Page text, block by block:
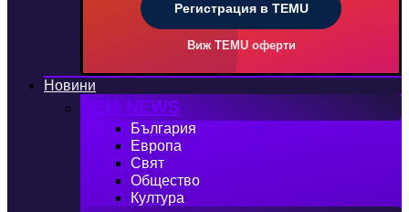
Регистрация в TEMU
Виж TEMU оферти
Новини
iEM NEWS
България
Европа
Свят
Общество
Култура